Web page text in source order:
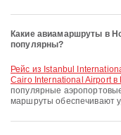
Какие авиамаршруты в
популярны?
рейс из Istanbul
Cairo International Airport
популярные
маршруты обеспечивают